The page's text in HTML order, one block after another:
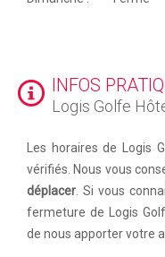
INFOS
Logis Golfe
Les horaires de Logis
vérifiés. Nous vous
déplacer. Si vous
fermeture de Logis
de nous apporter votre